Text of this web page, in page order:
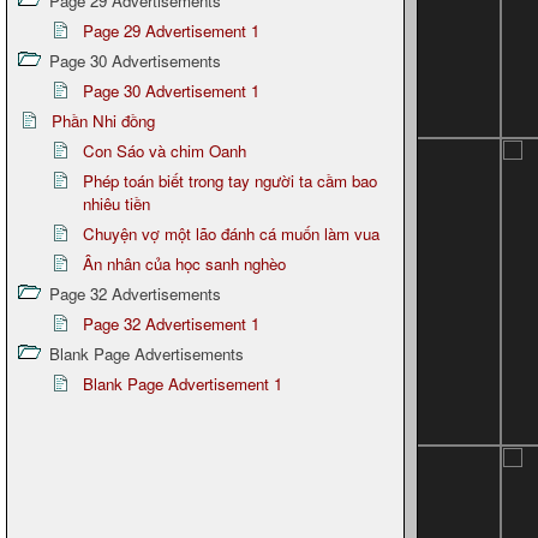
Page 29 Advertisement 1
Page 30 Advertisements
Page 30 Advertisement 1
Phần Nhi đồng
Con Sáo và chim Oanh
Phép toán biết trong tay người ta cầm bao
nhiêu tiền
Chuyện vợ một lão đánh cá muốn làm vua
Ân nhân của học sanh nghèo
Page 32 Advertisements
Page 32 Advertisement 1
Blank Page Advertisements
Blank Page Advertisement 1